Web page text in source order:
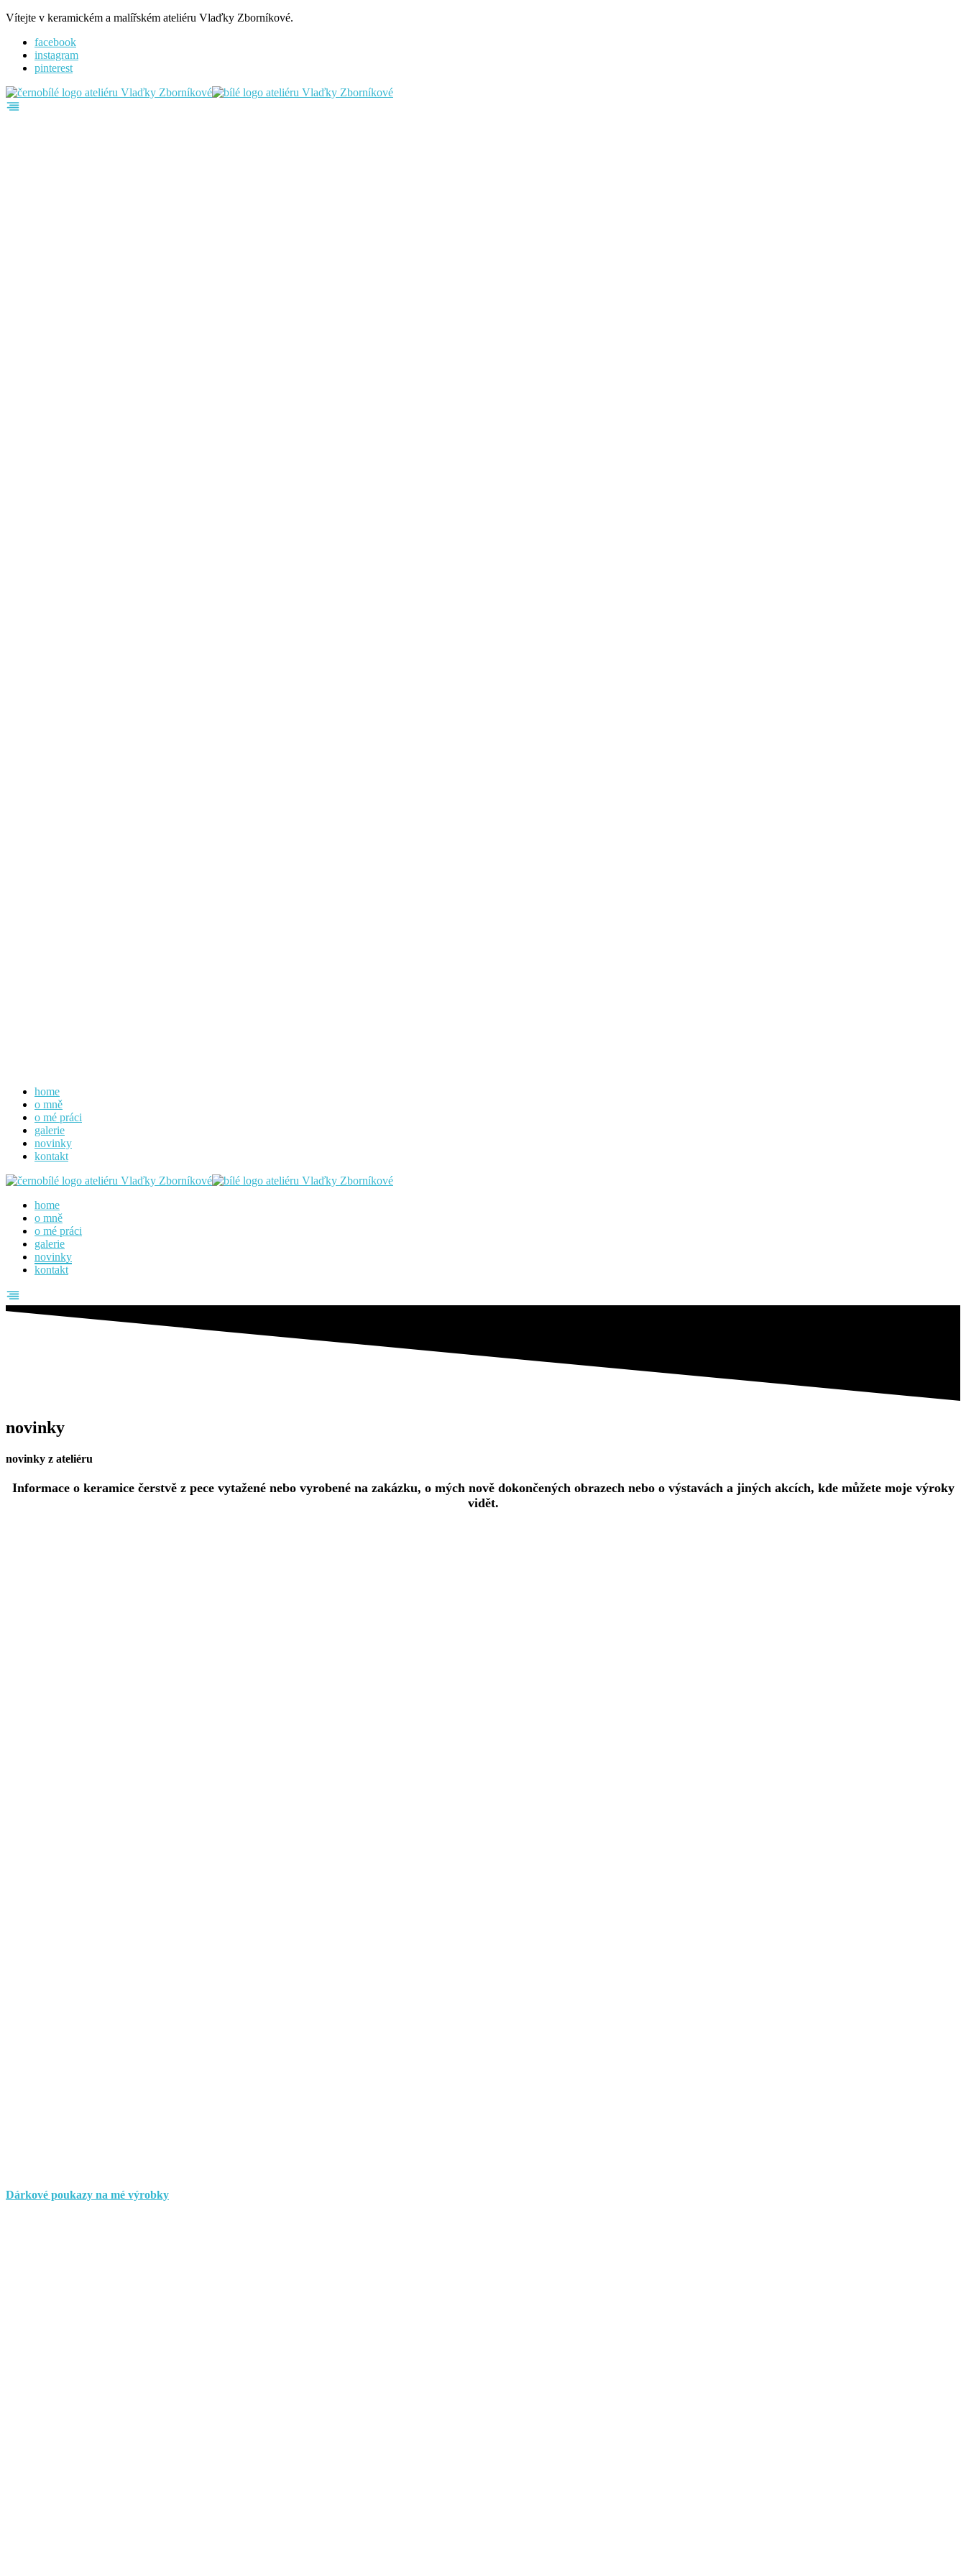
Vítejte v keramickém a malířském ateliéru Vlaďky Zborníkové.
facebook
instagram
pinterest
home
o mně
o mé práci
galerie
novinky
kontakt
home
o mně
o mé práci
galerie
novinky
kontakt
novinky
novinky z ateliéru
Informace o keramice čerstvě z pece vytažené nebo vyrobené na zakázku, o mých nově dokončených obrazech nebo o výstavách a jiných akcích, kde můžete moje výroky
vidět.
Dárkové poukazy na mé výrobky